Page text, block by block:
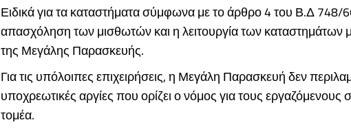
Ειδικά για τα καταστήματα σύμφωνα με το άρθρο 4 του Β.Δ 748/
απασχόληση των μισθωτών και η λειτουργία των καταστημάτων
της Μεγάλης Παρασκευής.
Για τις υπόλοιπες επιχειρήσεις, η Μεγάλη Παρασκευή δεν
υποχρεωτικές αργίες που ορίζει ο νόμος για τους εργαζόμενους
τομέα.